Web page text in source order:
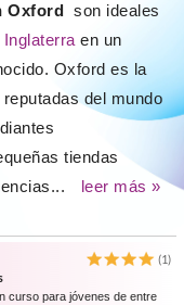
Oxford son ideales
en un
Oxford es la
del mundo
tiendas
leer más »
(1)
curso para jóvenes de entre